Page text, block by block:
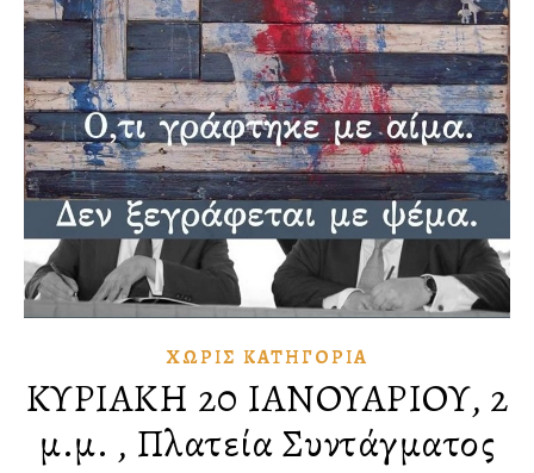
ΧΩΡΊΣ ΚΑΤΗΓΟΡΊΑ
ΚΥΡΙΑΚΗ 20 ΙΑΝΟΥΑΡΙΟΥ, 2
μ.μ. , Πλατεία Συντάγματος